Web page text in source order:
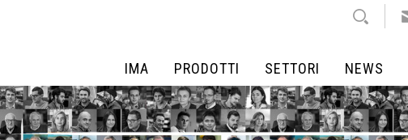
NEWS
IMA PRODOTTI SETTORI NEWS